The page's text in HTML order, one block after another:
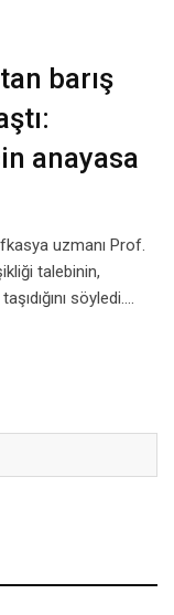
barış
anayasa
uzmanı Prof.
talebinin,
söyledi.…